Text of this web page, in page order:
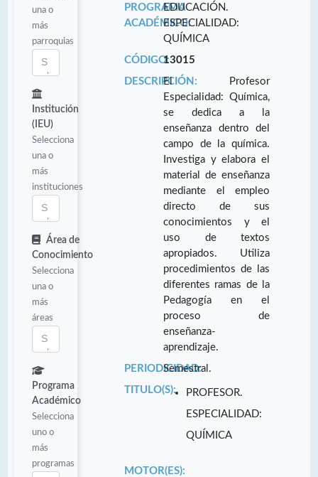
una o
más
parroquias
Institución
(IEU)
Selecciona
una o
más
instituciones
Área de
Conocimiento
Selecciona
una o
más
áreas
Programa
Académico
Selecciona
uno o
más
programas
PROGRAMA
ACADÉMICO:
EDUCACIÓN.
ESPECIALIDAD:
QUÍMICA
CÓDIGO:13015
DESCRIPCIÓN:El Profesor
Especialidad: Química,
se dedica a la
enseñanza dentro del
campo de la química.
Investiga y elabora el
material de enseñanza
mediante el empleo
directo de sus
conocimientos y el
uso de textos
apropiados. Utiliza
procedimientos de las
diferentes ramas de la
Pedagogía en el
proceso de
enseñanza-
aprendizaje.
PERIODICIDAD:
Semestral.
TITULO(S):
PROFESOR.
ESPECIALIDAD:
QUÍMICA
MOTOR(ES):